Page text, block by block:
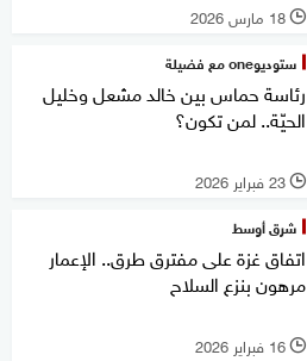
l 18 مارس 2026
ستوديوone مع فضيلة
رئاسة حماس بين خالد مشعل وخليل
الحيّة.. لمن تكون؟
l 23 فبراير 2026
شرق أوسط
اتفاق غزة على مفترق طرق.. الإعمار
مرهون بنزع السلاح
l 16 فبراير 2026